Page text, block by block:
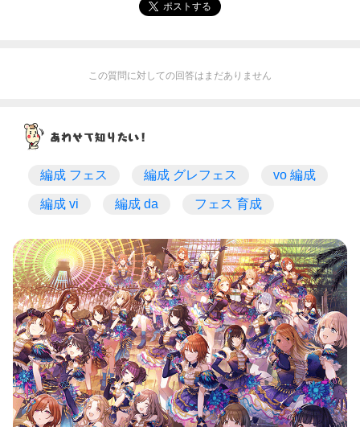
ポストする
この質問に対しての回答はまだありません
編成 フェス 編成 グレフェス vo 編成
編成 vi 編成 da フェス 育成